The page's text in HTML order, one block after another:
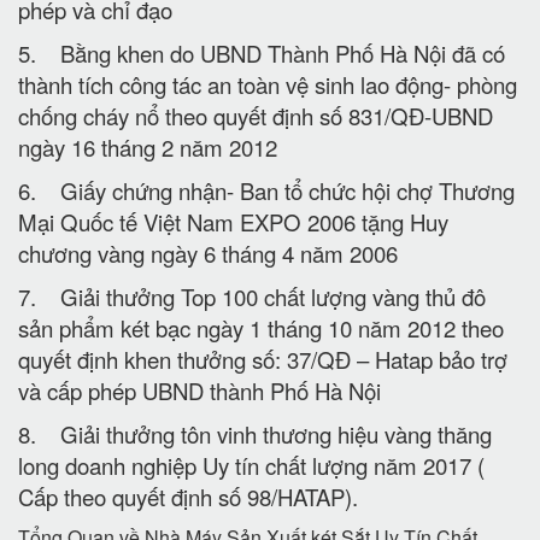
phép và chỉ đạo
5. Bằng khen do UBND Thành Phố Hà Nội đã có
thành tích công tác an toàn vệ sinh lao động- phòng
chống cháy nổ theo quyết định số 831/QĐ-UBND
ngày 16 tháng 2 năm 2012
6. Giấy chứng nhận- Ban tổ chức hội chợ Thương
Mại Quốc tế Việt Nam EXPO 2006 tặng Huy
chương vàng ngày 6 tháng 4 năm 2006
7. Giải thưởng Top 100 chất lượng vàng thủ đô
sản phẩm két bạc ngày 1 tháng 10 năm 2012 theo
quyết định khen thưởng số: 37/QĐ – Hatap bảo trợ
và cấp phép UBND thành Phố Hà Nội
8. Giải thưởng tôn vinh thương hiệu vàng thăng
long doanh nghiệp Uy tín chất lượng năm 2017 (
Cấp theo quyết định số 98/HATAP).